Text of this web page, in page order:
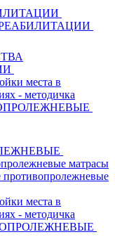
места в
- методичка
матрасы
места в
- методичка